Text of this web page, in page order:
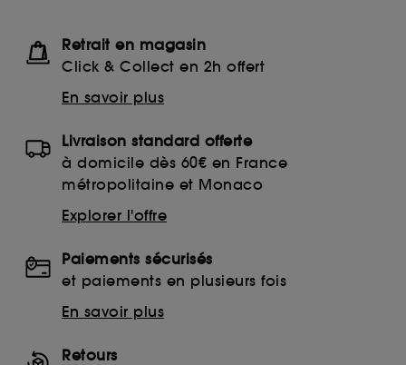
Retrait en magasin
Click & Collect en 2h offert
En savoir plus
Livraison standard offerte
à domicile dès 60€ en France
métropolitaine et Monaco
Explorer l'offre
Paiements sécurisés
et paiements en plusieurs fois
En savoir plus
Retours